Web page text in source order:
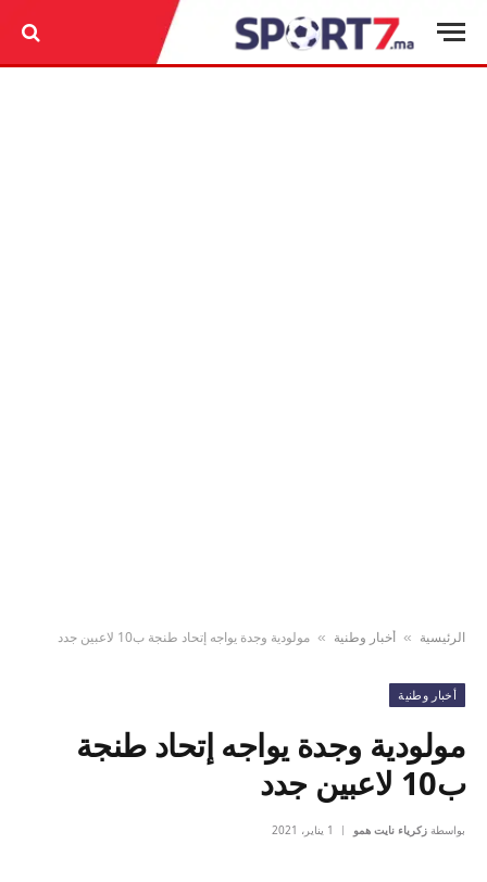
الرئيسية » أخبار وطنية » مولودية وجدة يواجه إتحاد طنجة ب10 لاعبين جدد
أخبار وطنية
مولودية وجدة يواجه إتحاد طنجة
ب10 لاعبين جدد
بواسطة زكرياء نايت همو 1 يناير، 2021